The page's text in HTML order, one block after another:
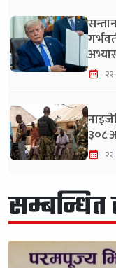
२२
३०८
२२
सम्बन्धित